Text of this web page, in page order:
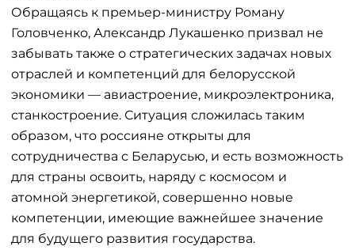
Обращаясь к премьер-министру Роману
Головченко, Александр Лукашенко призвал не
забывать также о стратегических задачах новых
отраслей и компетенций для белорусской
экономики — авиастроение, микроэлектроника,
станкостроение. Ситуация сложилась таким
образом, что россияне открыты для
сотрудничества с Беларусью, и есть возможность
для страны освоить, наряду с космосом и
атомной энергетикой, совершенно новые
компетенции, имеющие важнейшее значение
для будущего развития государства.